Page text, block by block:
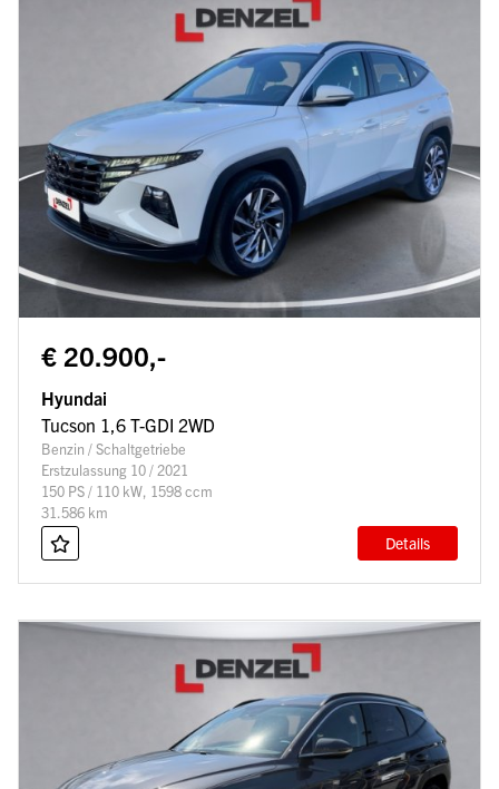
€ 20.900,-
Hyundai
Tucson 1,6 T-GDI 2WD
Benzin / Schaltgetriebe
Erstzulassung 10 / 2021
150 PS / 110 kW, 1598 ccm
31.586 km
Details